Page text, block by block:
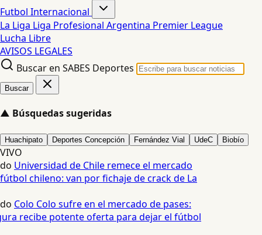
Futbol Internacional
La Liga Liga Profesional Argentina Premier League
Lucha Libre
AVISOS LEGALES
Buscar en SABES Deportes
Buscar
▲ Búsquedas sugeridas
Huachipato Deportes Concepción Fernández Vial UdeC Biobío
VIVO
Universidad de Chile remece el mercado
chileno: van por fichaje de crack de La
Colo Colo sufre en el mercado de pases:
recibe potente oferta para dejar el fútbol